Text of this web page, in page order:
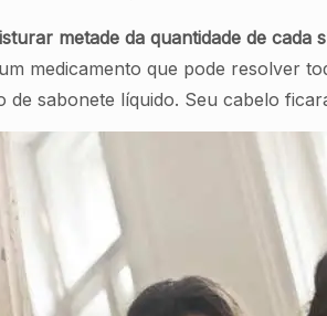
metade da quantidade de
medicamento que pode resolver
de sabonete líquido. Seu cabelo